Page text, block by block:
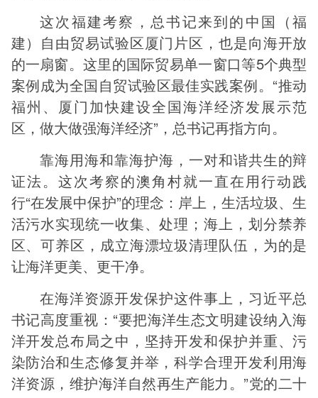
这次福建考察，总书记来到的中国（福
建）自由贸易试验区厦门片区，也是向海开放
的一扇窗。这里的国际贸易单一窗口等5个典型
案例成为全国自贸试验区最佳实践案例。“推动
福州、厦门加快建设全国海洋经济发展示范
区，做大做强海洋经济”，总书记再指方向。
靠海用海和靠海护海，一对和谐共生的辩
证法。这次考察的澳角村就一直在用行动践
行“在发展中保护”的理念：岸上，生活垃圾、生
活污水实现统一收集、处理；海上，划分禁养
区、可养区，成立海漂垃圾清理队伍，为的是
让海洋更美、更干净。
在海洋资源开发保护这件事上，习近平总
书记高度重视：“要把海洋生态文明建设纳入海
洋开发总布局之中，坚持开发和保护并重、污
染防治和生态修复并举，科学合理开发利用海
洋资源，维护海洋自然再生产能力。”党的二十